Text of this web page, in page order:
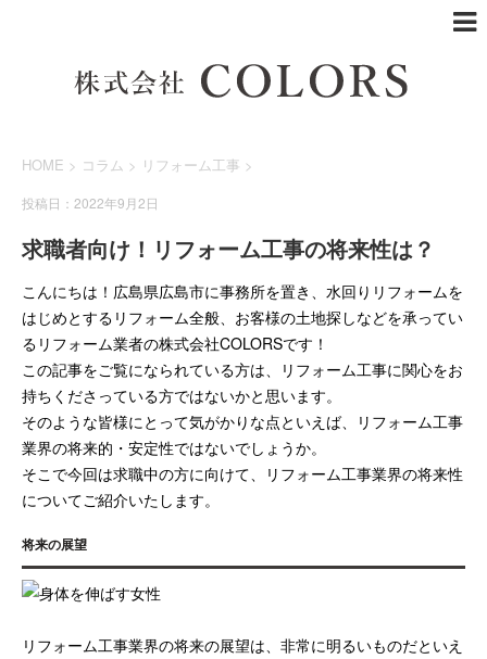
HOME > コラム > リフォーム工事 >
投稿日：2022年9月2日
求職者向け！リフォーム工事の将来性は？
こんにちは！広島県広島市に事務所を置き、水回りリフォームを
はじめとするリフォーム全般、お客様の土地探しなどを承ってい
るリフォーム業者の株式会社COLORSです！
この記事をご覧になられている方は、リフォーム工事に関心をお
持ちくださっている方ではないかと思います。
そのような皆様にとって気がかりな点といえば、リフォーム工事
業界の将来的・安定性ではないでしょうか。
そこで今回は求職中の方に向けて、リフォーム工事業界の将来性
についてご紹介いたします。
将来の展望
リフォーム工事業界の将来の展望は、非常に明るいものだといえ